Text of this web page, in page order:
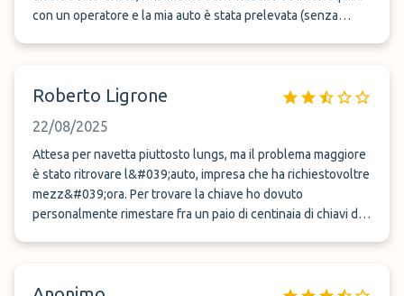
con un operatore e la mia auto è stata prelevata (senza
vallet” per cui, previo appuntamento sempre a 200 m
vengo condotto con navetta, in tarda notte, presso la sede
del parcheggio, ubicato in una zona di campagna, distante
dall’autostrada che sono poi, non senza patemi d’animo,
riuscito a raggiungere. Non aggiungo altro
Roberto Ligrone
22/08/2025
Attesa per navetta piuttosto lungs, ma il problema maggiore
è stato ritrovare l&#039;auto, impresa che ha richiestovoltre
mezz&#039;ora. Per trovare la chiave ho dovuto
personalmente rimestare fra un paio di centinaia di chiavi di